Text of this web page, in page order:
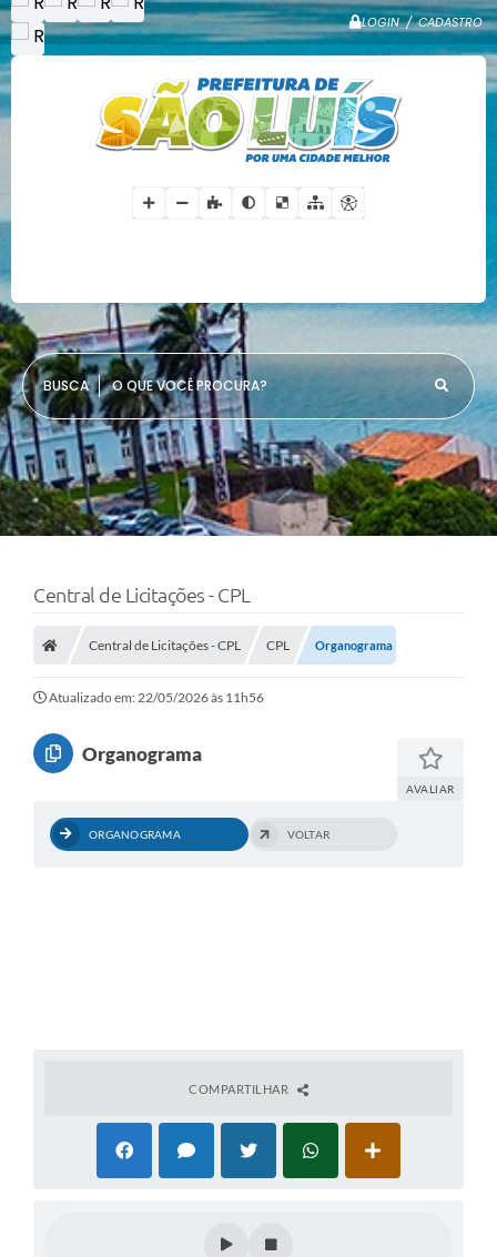
LOGIN / CADASTRO
O QUE VOCÊ PROCURA?
Central de Licitações - CPL
Central de Licitações - CPL CPL Organograma
Atualizado em: 22/05/2026 às 11h56
Organograma
AVALIAR
ORGANOGRAMA VOLTAR
COMPARTILHAR